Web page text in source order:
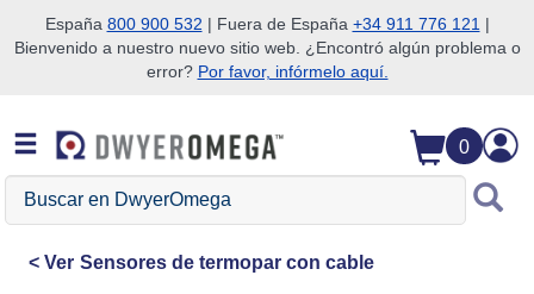
Saltar a la búsqueda
Saltar al contenido principal
Saltar a la navegación
España 800 900 532 | Fuera de España +34 911 776 121 |
Bienvenido a nuestro nuevo sitio web. ¿Encontró algún problema o
error? Por favor, infórmelo aquí.
0
Buscar
DwyerOmega
Ver Sensores de termopar con cable